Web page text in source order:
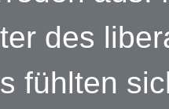
des
fühlten